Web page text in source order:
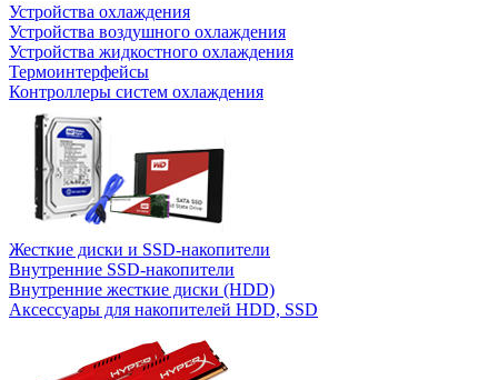
Устройства охлаждения
Устройства воздушного охлаждения
Устройства жидкостного охлаждения
Термоинтерфейсы
Контроллеры систем охлаждения
Жесткие диски и SSD-накопители
Внутренние SSD-накопители
Внутренние жесткие диски (HDD)
Аксессуары для накопителей HDD, SSD